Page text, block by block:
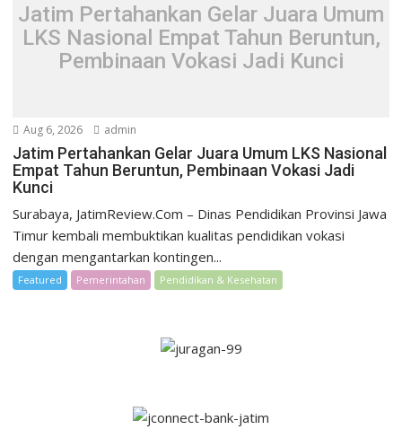
Jatim Pertahankan Gelar Juara Umum
LKS Nasional Empat Tahun Beruntun,
Pembinaan Vokasi Jadi Kunci
Aug 6, 2026 admin
Jatim Pertahankan Gelar Juara Umum LKS Nasional
Empat Tahun Beruntun, Pembinaan Vokasi Jadi
Kunci
Surabaya, JatimReview.Com – Dinas Pendidikan Provinsi Jawa
Timur kembali membuktikan kualitas pendidikan vokasi
dengan mengantarkan kontingen...
Featured Pemerintahan Pendidikan & Kesehatan